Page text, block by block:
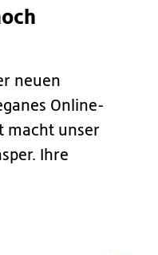
neuen
Online-
macht unser
Ihre